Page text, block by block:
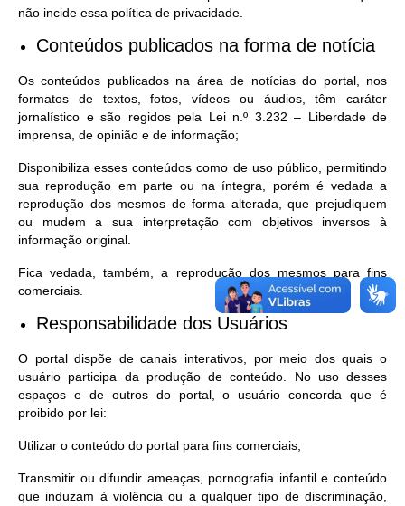
não incide essa política de privacidade.
Conteúdos publicados na forma de notícia
Os conteúdos publicados na área de notícias do portal, nos
formatos de textos, fotos, vídeos ou áudios, têm caráter
jornalístico e são regidos pela Lei n.º 3.232 – Liberdade de
imprensa, de opinião e de informação;
Disponibiliza esses conteúdos como de uso público, permitindo
sua reprodução em parte ou na íntegra, porém é vedada a
reprodução dos mesmos de forma alterada, que prejudiquem
ou mudem a sua interpretação com objetivos inversos à
informação original.
Fica vedada, também, a reprodução dos mesmos para fins
comerciais.
Responsabilidade dos Usuários
O portal dispõe de canais interativos, por meio dos quais o
usuário participa da produção de conteúdo. No uso desses
espaços e de outros do portal, o usuário concorda que é
proibido por lei:
Utilizar o conteúdo do portal para fins comerciais;
Transmitir ou difundir ameaças, pornografia infantil e conteúdo
que induzam à violência ou a qualquer tipo de discriminação,